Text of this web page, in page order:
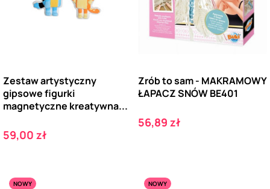
Zestaw artystyczny
gipsowe figurki
magnetyczne kreatywna...
Cena
59,00 zł
Zrób to sam - MAKRAMOWY
ŁAPACZ SNÓW BE401
Cena
56,89 zł
NOWY
NOWY